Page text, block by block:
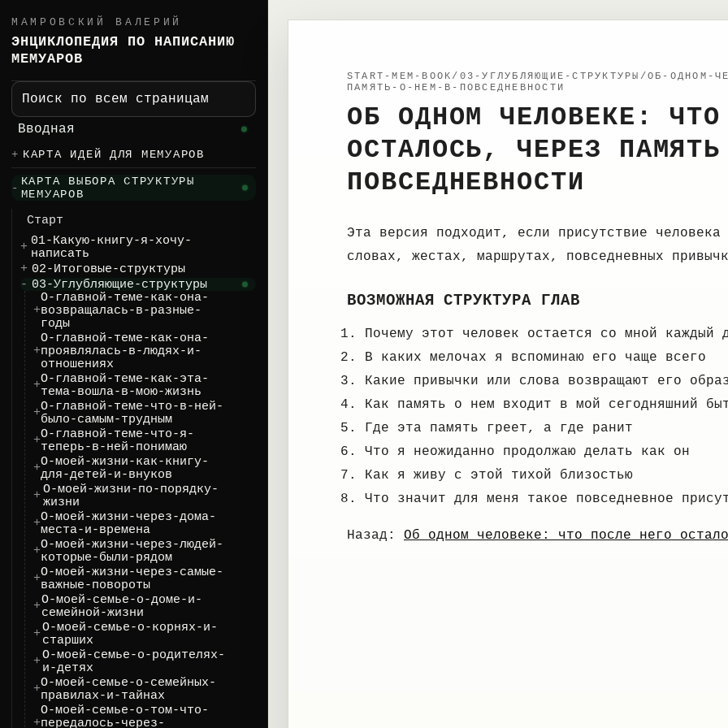
МАМРОВСКИЙ ВАЛЕРИЙ
ЭНЦИКЛОПЕДИЯ ПО НАПИСАНИЮ
МЕМУАРОВ
Поиск по всем страницам
Вводная
КАРТА ИДЕЙ ДЛЯ МЕМУАРОВ
КАРТА ВЫБОРА СТРУКТУРЫ
МЕМУАРОВ
Старт
01-Какую-книгу-я-хочу-
написать
02-Итоговые-структуры
03-Углубляющие-структуры
О-главной-теме-как-она-
возвращалась-в-разные-
годы
О-главной-теме-как-она-
проявлялась-в-людях-и-
отношениях
О-главной-теме-как-эта-
тема-вошла-в-мою-жизнь
О-главной-теме-что-в-ней-
было-самым-трудным
О-главной-теме-что-я-
теперь-в-ней-понимаю
О-моей-жизни-как-книгу-
для-детей-и-внуков
О-моей-жизни-по-порядку-
жизни
О-моей-жизни-через-дома-
места-и-времена
О-моей-жизни-через-людей-
которые-были-рядом
О-моей-жизни-через-самые-
важные-повороты
О-моей-семье-о-доме-и-
семейной-жизни
О-моей-семье-о-корнях-и-
старших
О-моей-семье-о-родителях-
и-детях
О-моей-семье-о-семейных-
правилах-и-тайнах
О-моей-семье-о-том-что-
передалось-через-
START-MEM-BOOK/03-УГЛУБЛЯЮЩИЕ-СТРУКТУРЫ/ОБ-
ПАМЯТЬ-О-НЕМ-В-ПОВСЕДНЕВНОСТИ
ОБ ОДНОМ ЧЕЛОВЕКЕ:
ОСТАЛОСЬ, ЧЕРЕЗ
ПОВСЕДНЕВНОСТИ
Эта версия подходит, если присутствие
словах, жестах, маршрутах, повседневных
ВОЗМОЖНАЯ СТРУКТУРА ГЛАВ
Почему этот человек остается со мной каждый
В каких мелочах я вспоминаю его чаще всего
Какие привычки или слова возвращают его
Как память о нем входит в мой сегодняшний
Где эта память греет, а где ранит
Что я неожиданно продолжаю делать как он
Как я живу с этой тихой близостью
Что значит для меня такое повседневное
Назад: Об одном человеке: что после него